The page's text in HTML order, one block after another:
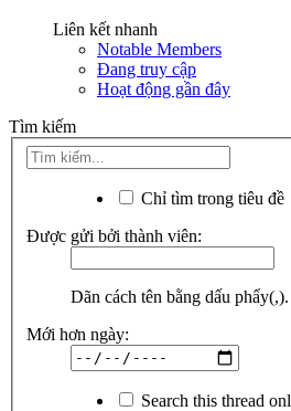
Liên kết nhanh
Notable Members
Đang truy cập
Hoạt động gần đây
Tìm kiếm
Chỉ tìm trong tiêu đề
Được gửi bởi thành viên:
Dãn cách tên bằng dấu phẩy(,).
Mới hơn ngày:
Search this thread